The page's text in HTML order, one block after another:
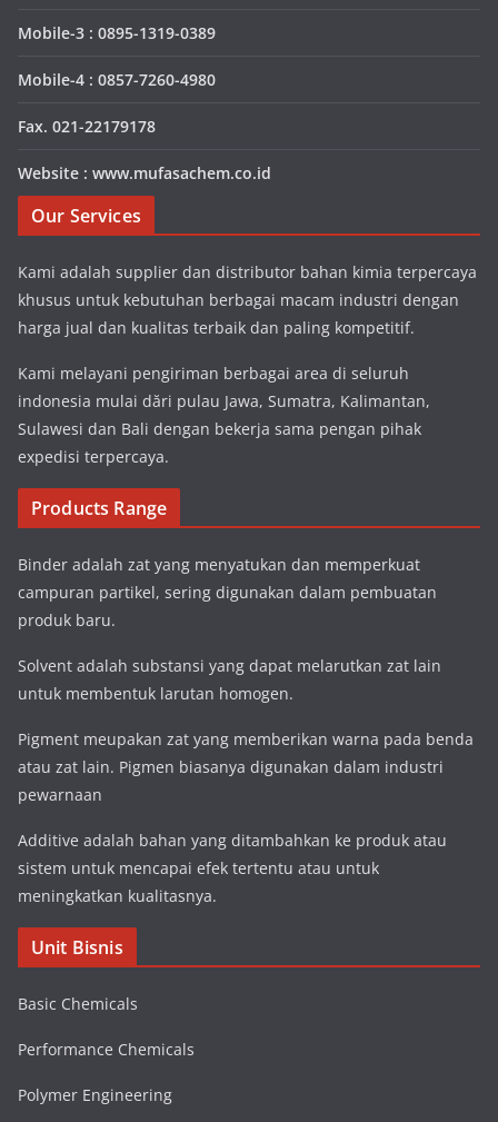
Mobile-3 : 0895-1319-0389
Mobile-4 : 0857-7260-4980
Fax. 021-22179178
Website : www.mufasachem.co.id
Our Services
Kami adalah supplier dan distributor bahan kimia terpercaya
khusus untuk kebutuhan berbagai macam industri dengan
harga jual dan kualitas terbaik dan paling kompetitif.
Kami melayani pengiriman berbagai area di seluruh
indonesia mulai dări pulau Jawa, Sumatra, Kalimantan,
Sulawesi dan Bali dengan bekerja sama pengan pihak
expedisi terpercaya.
Products Range
Binder adalah zat yang menyatukan dan memperkuat
campuran partikel, sering digunakan dalam pembuatan
produk baru.
Solvent adalah substansi yang dapat melarutkan zat lain
untuk membentuk larutan homogen.
Pigment meupakan zat yang memberikan warna pada benda
atau zat lain. Pigmen biasanya digunakan dalam industri
pewarnaan
Additive adalah bahan yang ditambahkan ke produk atau
sistem untuk mencapai efek tertentu atau untuk
meningkatkan kualitasnya.
Unit Bisnis
Basic Chemicals
Performance Chemicals
Polymer Engineering